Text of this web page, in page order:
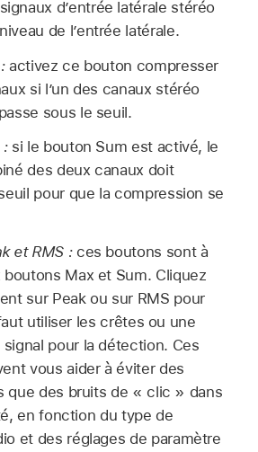
d’entrée latérale stéréo
de l’entrée latérale.
:activez ce bouton compresser
si l’un des canaux stéréo
sous le seuil.
: si le bouton Sum est activé, le
des deux canaux doit
pour que la compression se
et RMS : ces boutons sont à
boutons Max et Sum. Cliquez
sur Peak ou sur RMS pour
utiliser les crêtes ou une
pour la détection. Ces
vous aider à éviter des
que des bruits de « clic » dans
en fonction du type de
et des réglages de paramètre